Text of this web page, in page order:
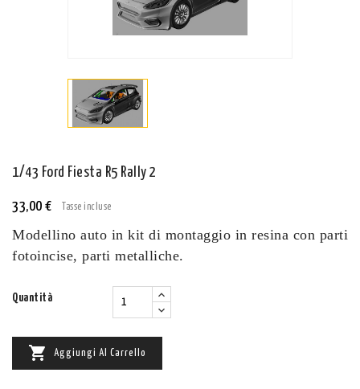
1/43 Ford Fiesta R5 Rally 2
33,00 € Tasse incluse
Modellino auto in kit di montaggio in resina con parti
fotoincise, parti metalliche.
Quantità
 Aggiungi Al Carrello